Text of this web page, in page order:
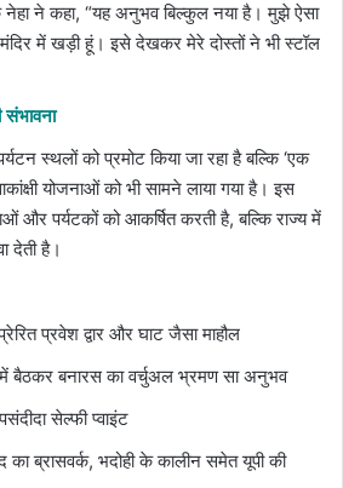
नेहा ने कहा, “यह अनुभव बिल्कुल नया है। मुझे ऐसा
में खड़ी हूं। इसे देखकर मेरे दोस्तों ने भी स्टॉल
स्थलों को प्रमोट किया जा रहा है बल्कि ‘एक
योजनाओं को भी सामने लाया गया है। इस
और पर्यटकों को आकर्षित करती है, बल्कि राज्य में
देती है।
प्रवेश द्वार और घाट जैसा माहौल
बैठकर बनारस का वर्चुअल भ्रमण सा अनुभव
सेल्फी प्वाइंट
का ब्रासवर्क, भदोही के कालीन समेत यूपी की